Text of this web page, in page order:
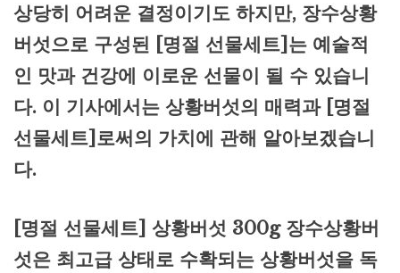
상당히 어려운 결정이기도 하지만, 장수상황
버섯으로 구성된 [명절 선물세트]는 예술적
인 맛과 건강에 이로운 선물이 될 수 있습니
다. 이 기사에서는 상황버섯의 매력과 [명절
선물세트]로써의 가치에 관해 알아보겠습니
다.
[명절 선물세트] 상황버섯 300g 장수상황버
섯은 최고급 상태로 수확되는 상황버섯을 독